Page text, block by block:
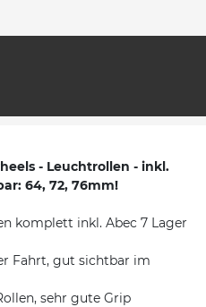
- Leuchtrollen - inkl.
64, 72, 76mm!
komplett inkl. Abec 7 Lager
Fahrt, gut sichtbar im
sehr gute Grip